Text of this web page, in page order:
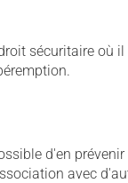
sécuritaire où
d'en
avec